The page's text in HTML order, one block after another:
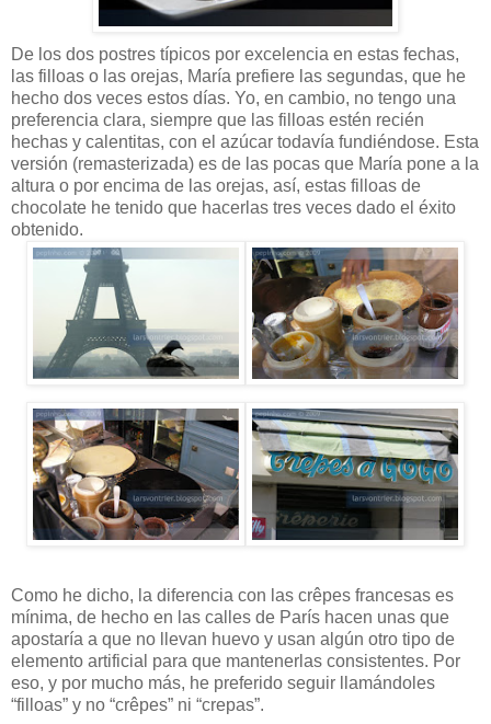
De los dos postres típicos por excelencia en estas fechas,
las filloas o las orejas, María prefiere las segundas, que he
hecho dos veces estos días. Yo, en cambio, no tengo una
preferencia clara, siempre que las filloas estén recién
hechas y calentitas, con el azúcar todavía fundiéndose. Esta
versión (remasterizada) es de las pocas que María pone a la
altura o por encima de las orejas, así, estas filloas de
chocolate he tenido que hacerlas tres veces dado el éxito
obtenido.
Como he dicho, la diferencia con las crêpes francesas es
mínima, de hecho en las calles de París hacen unas que
apostaría a que no llevan huevo y usan algún otro tipo de
elemento artificial para que mantenerlas consistentes. Por
eso, y por mucho más, he preferido seguir llamándoles
“filloas” y no “crêpes” ni “crepas”.